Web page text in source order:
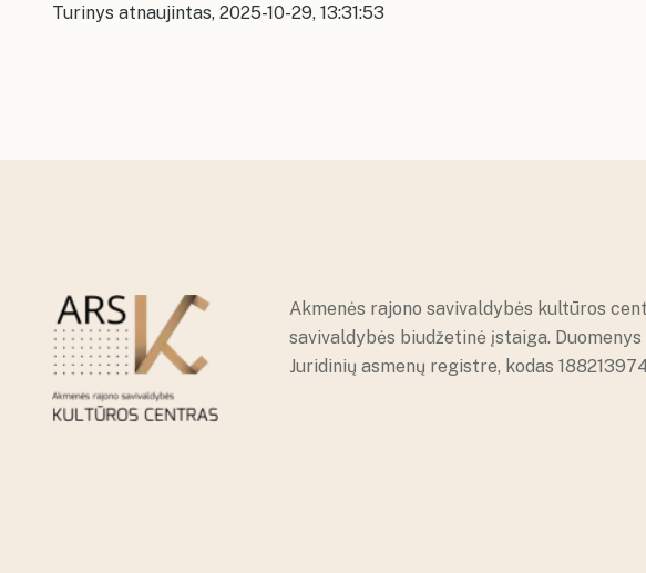
Turinys atnaujintas, 2025-10-29, 13:31:53
Akmenės rajono savivaldybės kultūros
savivaldybės biudžetinė įstaiga.
Juridinių asmenų registre, kodas